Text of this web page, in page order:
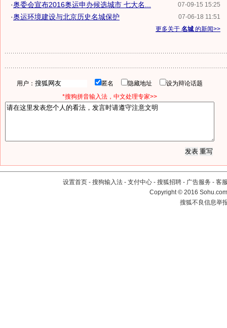
07-09-15 15:25
·奥委会宣布2016奥运申办候选城市 七大名...
07-06-18 11:51
·奥运环境建设与北京历史名城保护
更多关于 名城 的新闻>>
用户： 匿名 隐藏地址
设为辩论话题
*搜狗拼音输入法，中文处理专家>>
设置首页 - 搜狗输入法 - 支付中心 - 搜狐招聘 - 广告服务 - 客
Copyright©2016
搜狐不良信息举